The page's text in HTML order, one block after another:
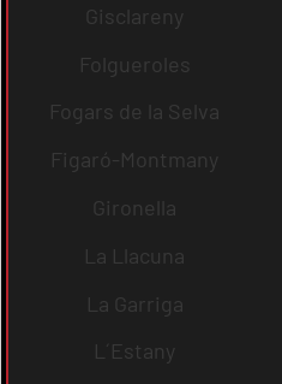
Gisclareny
Folgueroles
Fogars de la Selva
Figaró-Montmany
Gironella
La Llacuna
La Garriga
L´Estany